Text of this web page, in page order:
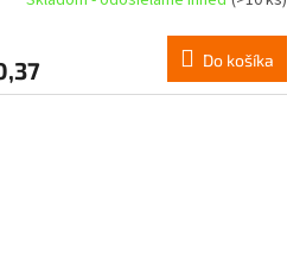
Do košíka